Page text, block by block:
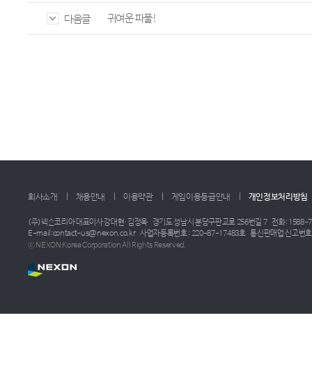
다음글 귀여운 파풀!
회사소개 채용안내 이용약관 게임이용등급안내 개인정보처리방침
(주)넥슨코리아 대표이사 강대현·김정욱 경기도 성남시 분당구판교로 256번길 7 전화: 1588-
E-mail:contact-us@nexon.co.kr 사업자등록번호 : 220-87-17483호 통신판매업 신고번
ⓒ NEXON Korea Corporation All Rights Reserved.